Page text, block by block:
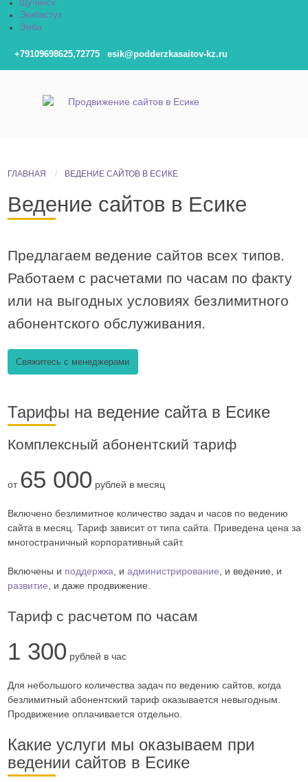
Щучинск
Экибастуз
Эмба
+79109698625,72775 esik@podderzkasaitov-kz.ru
ГЛАВНАЯ ВЕДЕНИЕ САЙТОВ В ЕСИКЕ
Ведение сайтов в Есике
Предлагаем ведение сайтов всех типов.
Работаем с расчетами по часам по факту
или на выгодных условиях безлимитного
абонентского обслуживания.
Свяжитесь с менеджерами
Тарифы на ведение сайта в Есике
Комплексный абонентский тариф
от 65 000 рублей в месяц
Включено безлимитное количество задач и часов по ведению
сайта в месяц. Тариф зависит от типа сайта. Приведена цена за
многостраничный корпоративный сайт.
Включены и поддержка, и администрирование, и ведение, и
развитие, и даже продвижение.
Тариф с расчетом по часам
1 300 рублей в час
Для небольшого количества задач по ведению сайтов, когда
безлимитный абонентский тариф оказывается невыгодным.
Продвижение оплачивается отдельно.
Какие услуги мы оказываем при
ведении сайтов в Есике